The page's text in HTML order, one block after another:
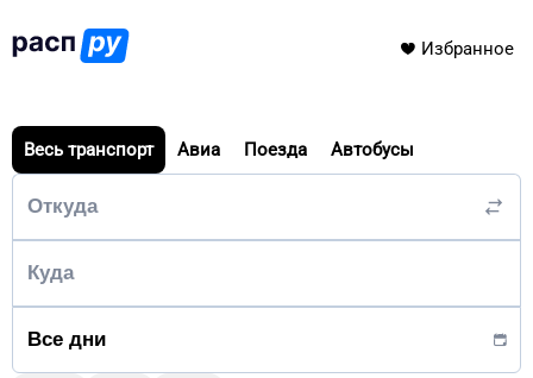
Избранное
Весь транспорт Авиа Поезда Автобусы